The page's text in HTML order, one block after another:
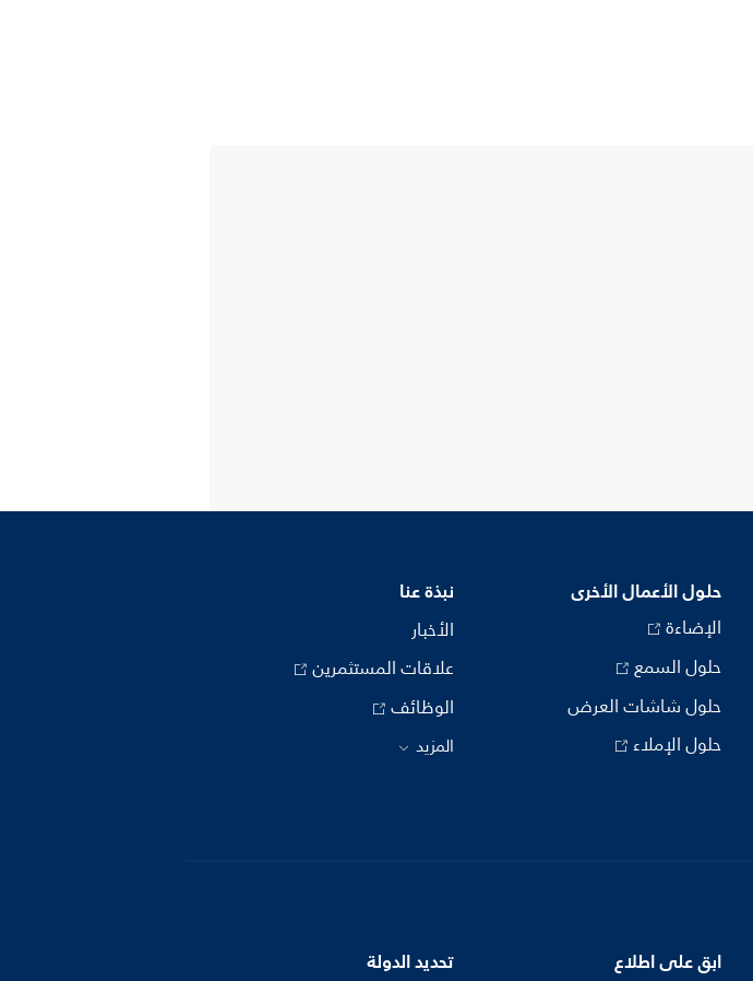
حلول الأعمال الأخرى
الإضاءة
حلول السمع
حلول شاشات العرض
حلول الإملاء
نبذة عنا
الأخبار
علاقات المستثمرين
الوظائف
المزيد
ابق على اطلاع تحديد الدولة